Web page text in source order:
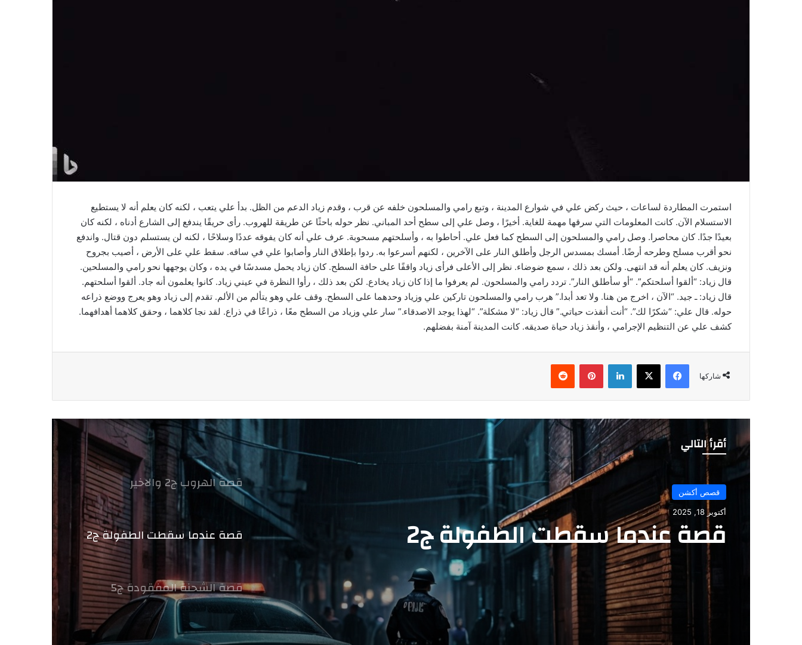
استمرت المطاردة لساعات ، حيث ركض علي في شوارع المدينة ، وتبع رامي والمسلحون خلفه عن قرب ، وقدم زياد الدعم من الظل. بدأ علي يتعب ، لكنه كان يعلم أنه لا يستطيع
الاستسلام الآن. كانت المعلومات التي سرقها مهمة للغاية. أخيرًا ، وصل علي إلى سطح أحد المباني. نظر حوله باحثًا عن طريقة للهروب. رأى حريقًا يندفع إلى الشارع أدناه ، لكنه كان
بعيدًا جدًا. كان محاصرا. وصل رامي والمسلحون إلى السطح كما فعل علي. أحاطوا به ، وأسلحتهم مسحوبة. عرف علي أنه كان يفوقه عددًا وسلاحًا ، لكنه لن يستسلم دون قتال. واندفع
نحو أقرب مسلح وطرحه أرضًا. أمسك بمسدس الرجل وأطلق النار على الآخرين ، لكنهم أسرعوا به. ردوا بإطلاق النار وأصابوا علي في ساقه. سقط علي على الأرض ، أصيب بجروح
ونزيف. كان يعلم أنه قد انتهى. ولكن بعد ذلك ، سمع ضوضاء. نظر إلى الأعلى فرأى زياد واقفًا على حافة السطح. كان زياد يحمل مسدسًا في يده ، وكان يوجهها نحو رامي والمسلحين.
قال زياد: “ألقوا أسلحتكم”. “أو سأطلق النار”. تردد رامي والمسلحون. لم يعرفوا ما إذا كان زياد يخادع. لكن بعد ذلك ، رأوا النظرة في عيني زياد. كانوا يعلمون أنه جاد. ألقوا أسلحتهم.
قال زياد: ـ جيد. “الآن ، اخرج من هنا. ولا تعد أبدا.” هرب رامي والمسلحون تاركين علي وزياد وحدهما على السطح. وقف علي وهو يتألم من الألم. تقدم إلى زياد وهو يعرج ووضع ذراعه
حوله. قال علي: “شكرًا لك”. “أنت أنقذت حياتي.” قال زياد: “لا مشكلة”. “لهذا يوجد الاصدقاء.” سار علي وزياد من السطح معًا ، ذراعًا في ذراع. لقد نجا كلاهما ، وحقق كلاهما أهدافهما.
كشف علي عن التنظيم الإجرامي ، وأنقذ زياد حياة صديقه. كانت المدينة آمنة بفضلهم.
شاركها
فيسبوك ‫X لينكدإن بينتيريست
أقرأ التالي
قصص أكشن
أكتوبر 18, 2025
قصة عندما سقطت الطفولة ج2
قصة الهروب ج2 والاخير
قصة عندما سقطت الطفولة ج2
قصة الشحنة المفقودة ج5